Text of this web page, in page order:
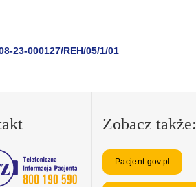
23-000127/REH/05/1/01
Zobacz także:
Pacjent.gov.pl